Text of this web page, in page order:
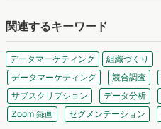
関連するキーワード
データマーケティング
組織づくり
データマーケティング
競合調査
サブスクリプション
データ分析
Zoom 録画
セグメンテーション